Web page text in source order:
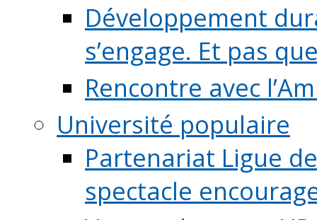
Développement
s’engage. Et pas
Rencontre avec
Université populaire
Partenariat Ligue
spectacle